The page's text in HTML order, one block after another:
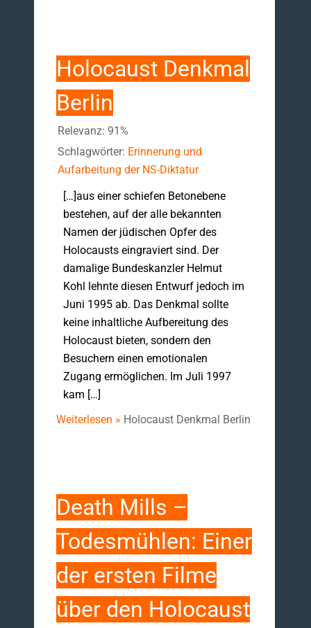
Holocaust Denkmal
Berlin
Relevanz: 91%
Schlagwörter: Erinnerung und
Aufarbeitung der NS-Diktatur
[…]aus einer schiefen Betonebene
bestehen, auf der alle bekannten
Namen der jüdischen Opfer des
Holocausts eingraviert sind. Der
damalige Bundeskanzler Helmut
Kohl lehnte diesen Entwurf jedoch im
Juni 1995 ab. Das Denkmal sollte
keine inhaltliche Aufbereitung des
Holocaust bieten, sondern den
Besuchern einen emotionalen
Zugang ermöglichen. Im Juli 1997
kam […]
Weiterlesen » Holocaust Denkmal Berlin
Death Mills –
Todesmühlen: Einer
der ersten Filme
über den Holocaust